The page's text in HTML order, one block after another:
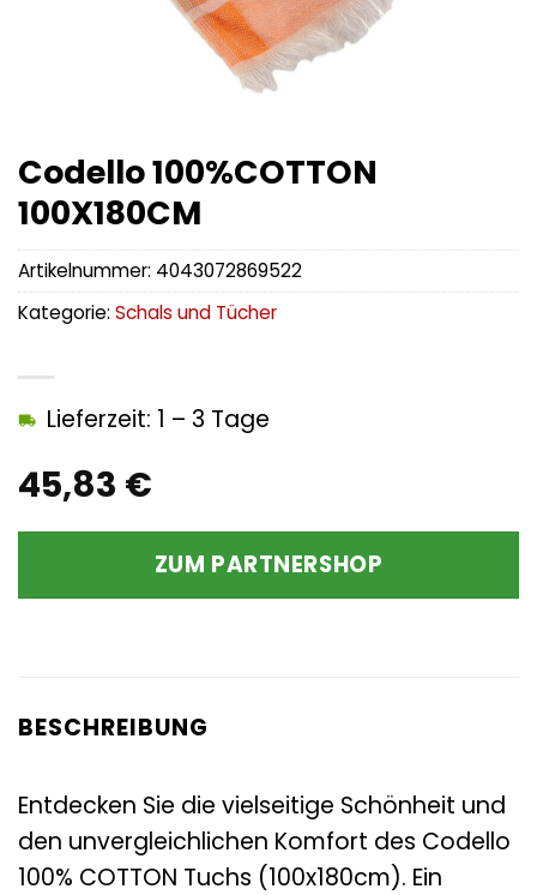
Codello 100%COTTON
100X180CM
45,83 €
Lieferzeit: 1 – 3 Tage
ZUM PARTNERSHOP
Artikelnummer: 4043072869522
Kategorie: Schals und Tücher
BESCHREIBUNG
Entdecken Sie die vielseitige Schönheit und
den unvergleichlichen Komfort des Codello
100% COTTON Tuchs (100x180cm). Ein